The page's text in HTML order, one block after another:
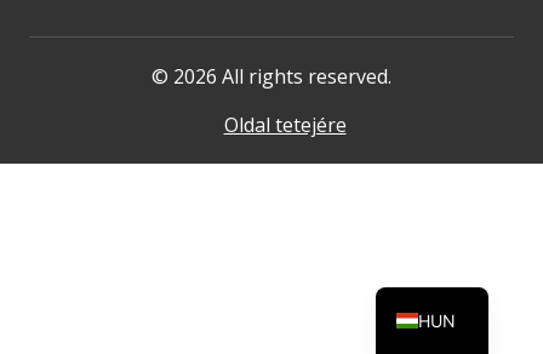
© 2026 All rights reserved.
Oldal tetejére
HUN